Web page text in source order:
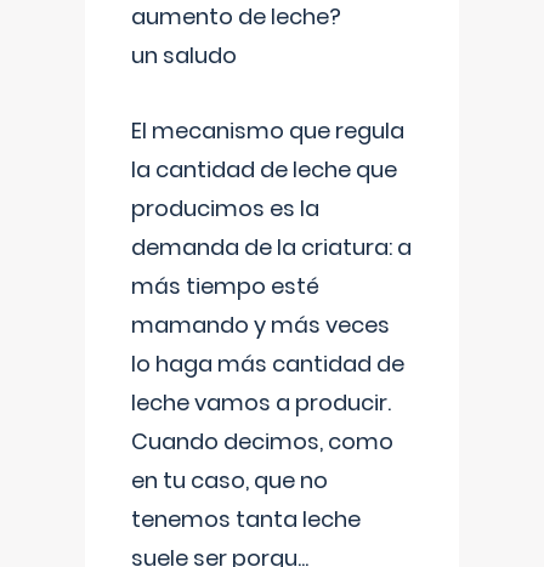
aumento de leche?
un saludo
El mecanismo que regula
la cantidad de leche que
producimos es la
demanda de la criatura: a
más tiempo esté
mamando y más veces
lo haga más cantidad de
leche vamos a producir.
Cuando decimos, como
en tu caso, que no
tenemos tanta leche
suele ser porqu...